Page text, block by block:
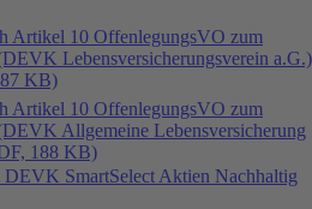
Artikel 10 OffenlegungsVO zum
Lebensversicherungsverein a.G.)
KB)
Artikel 10 OffenlegungsVO zum
Allgemeine Lebensversicherung
188 KB)
DEVK SmartSelect Aktien Nachhaltig